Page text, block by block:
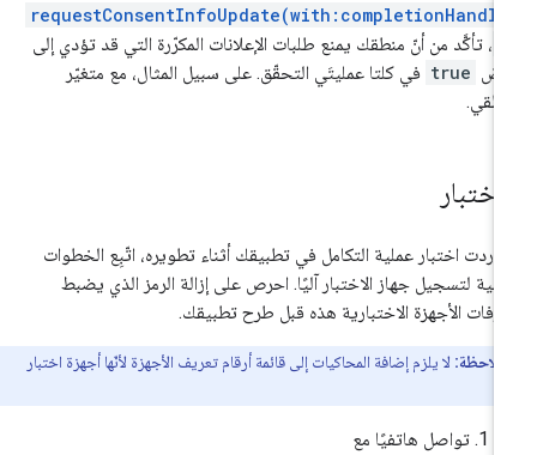
، تأكَّد من أنّ منطقك يمنع طلبات الإعلانات المكرّرة التي قد تؤدي إلى
true في كلتا عمليتَي التحقّق. على سبيل المثال، مع متغيّر
أردت اختبار عملية التكامل في تطبيقك أثناء تطويره، اتّبِع الخطوات
لتسجيل جهاز الاختبار آليًا. احرص على إزالة الرمز الذي يضبط
الأجهزة الاختبارية هذه قبل طرح تطبيقك.
ملاحظة:لا يلزم إضافة المحاكيات إلى قائمة أرقام تعريف الأجهزة لأنّها أجهزة اختبار
تواصل هاتفيًا مع